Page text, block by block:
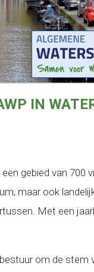
IN
gebied van 700
maar ook
Met een
om de stem